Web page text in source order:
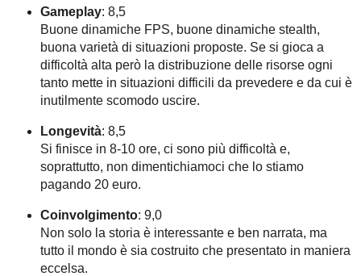
Gameplay: 8,5
Buone dinamiche FPS, buone dinamiche stealth,
buona varietà di situazioni proposte. Se si gioca a
difficoltà alta però la distribuzione delle risorse ogni
tanto mette in situazioni difficili da prevedere e da cui è
inutilmente scomodo uscire.
Longevità: 8,5
Si finisce in 8-10 ore, ci sono più difficoltà e,
soprattutto, non dimentichiamoci che lo stiamo
pagando 20 euro.
Coinvolgimento: 9,0
Non solo la storia è interessante e ben narrata, ma
tutto il mondo è sia costruito che presentato in maniera
eccelsa.